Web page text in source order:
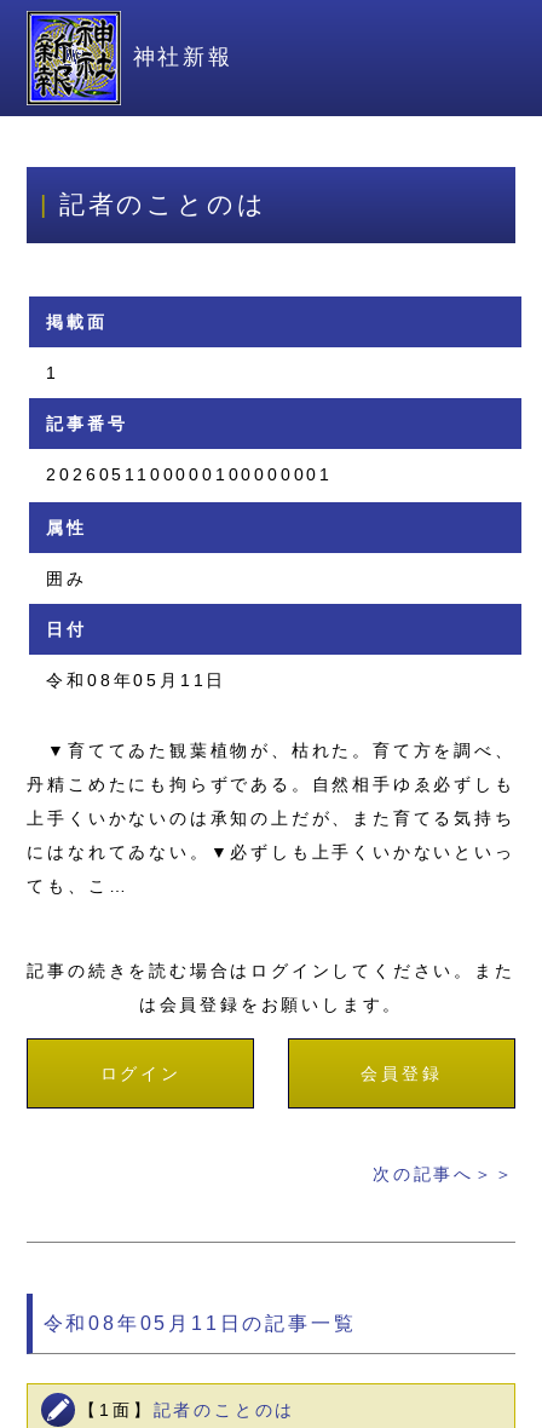
神社新報
記者のことのは
掲載面
1
記事番号
2026051100000100000001
属性
囲み
日付
令和08年05月11日
▼育ててゐた観葉植物が、枯れた。育て方を調べ、
丹精こめたにも拘らずである。自然相手ゆゑ必ずしも
上手くいかないのは承知の上だが、また育てる気持ち
にはなれてゐない。▼必ずしも上手くいかないといっ
ても、こ…
記事の続きを読む場合はログインしてください。また
は会員登録をお願いします。
ログイン 会員登録
次の記事へ＞＞
令和08年05月11日の記事一覧
【1面】 記者のことのは